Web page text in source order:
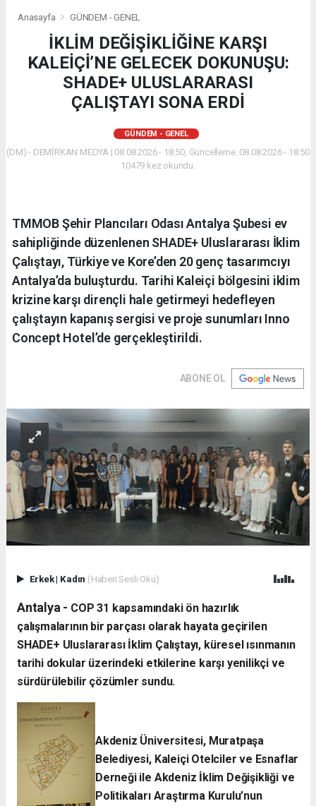
Anasayfa GÜNDEM - GENEL
İKLİM DEĞİŞİKLİĞİNE KARŞI
KALEİÇİ’NE GELECEK DOKUNUŞU:
SHADE+ ULUSLARARASI
ÇALIŞTAYI SONA ERDİ
GÜNDEM - GENEL
(DM) - DEMİRKAN MEDYA | 08.08.2026 - 18:50, Güncelleme: 08.08.2026 - 18:50
10479 kez okundu.
​TMMOB Şehir Plancıları Odası Antalya Şubesi ev
sahipliğinde düzenlenen SHADE+ Uluslararası İklim
Çalıştayı, Türkiye ve Kore’den 20 genç tasarımcıyı
Antalya’da buluşturdu. Tarihi Kaleiçi bölgesini iklim
krizine karşı dirençli hale getirmeyi hedefleyen
çalıştayın kapanış sergisi ve proje sunumları Inno
Concept Hotel’de gerçekleştirildi.
ABONE OL
Erkek| Kadın (Haberi Sesli Oku)
Antalya - ​COP 31 kapsamındaki ön hazırlık
çalışmalarının bir parçası olarak hayata geçirilen
SHADE+ Uluslararası İklim Çalıştayı, küresel ısınmanın
tarihi dokular üzerindeki etkilerine karşı yenilikçi ve
sürdürülebilir çözümler sundu.
Akdeniz Üniversitesi, Muratpaşa
Belediyesi, Kaleiçi Otelciler ve Esnaflar
Derneği ile Akdeniz İklim Değişikliği ve
Politikaları Araştırma Kurulu’nun